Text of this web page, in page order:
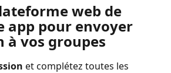
web de
app pour envoyer
à vos groupes
et complétez toutes les